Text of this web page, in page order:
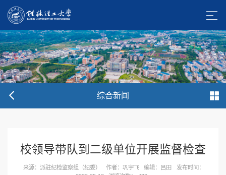
综合新闻
校领导带队到二级单位开展监督检查
来源：派驻纪检监察组（纪委） 作者：巩宇飞 编辑：吕田
发布时间：